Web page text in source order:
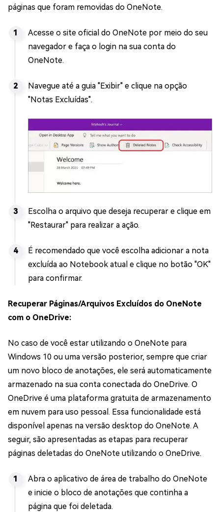
páginas que foram removidas do OneNote.
Acesse o site oficial do OneNote por meio do seu
navegador e faça o login na sua conta do
OneNote.
Navegue até a guia "Exibir" e clique na opção
"Notas Excluídas".
Escolha o arquivo que deseja recuperar e clique em
"Restaurar" para realizar a ação.
É recomendado que você escolha adicionar a nota
excluída ao Notebook atual e clique no botão "OK"
para confirmar.
Recuperar Páginas/Arquivos Excluídos do OneNote
com o OneDrive:
No caso de você estar utilizando o OneNote para
Windows 10 ou uma versão posterior, sempre que criar
um novo bloco de anotações, ele será automaticamente
armazenado na sua conta conectada do OneDrive. O
OneDrive é uma plataforma gratuita de armazenamento
em nuvem para uso pessoal. Essa funcionalidade está
disponível apenas na versão desktop do OneNote. A
seguir, são apresentadas as etapas para recuperar
páginas deletadas do OneNote utilizando o OneDrive.
Abra o aplicativo de área de trabalho do OneNote
e inicie o bloco de anotações que continha a
página que foi deletada.